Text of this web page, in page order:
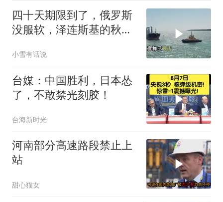
四十天期限到了，俄罗斯
没服软，泽连斯基的秋季
小雪有话说
台媒：中国胜利，日本怂
了，不敢禁光刻胶！
台海新时光
河南部分高速路段禁止上
站
甜心猫女